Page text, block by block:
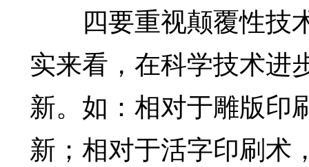
四要重视颠覆性技
实来看，在科学技术进
新。如：相对于雕版印
新；相对于活字印刷术